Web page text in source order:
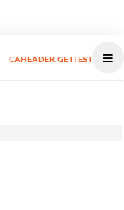
CAHEADER.GETTEST